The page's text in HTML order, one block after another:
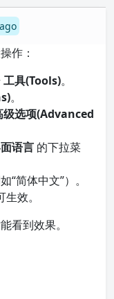
作：
工具(Tools)。
。
级选项(Advanced
语言 的下拉菜
简体中文”）。
效。
看到效果。